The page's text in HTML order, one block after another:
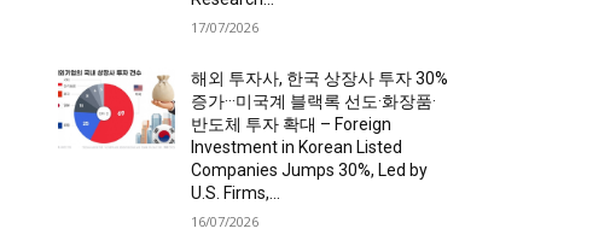
17/07/2026
해외 투자사, 한국 상장사 투자 30%
증가···미국계 블랙록 선도·화장품·
반도체 투자 확대 – Foreign
Investment in Korean Listed
Companies Jumps 30%, Led by
U.S. Firms,...
16/07/2026